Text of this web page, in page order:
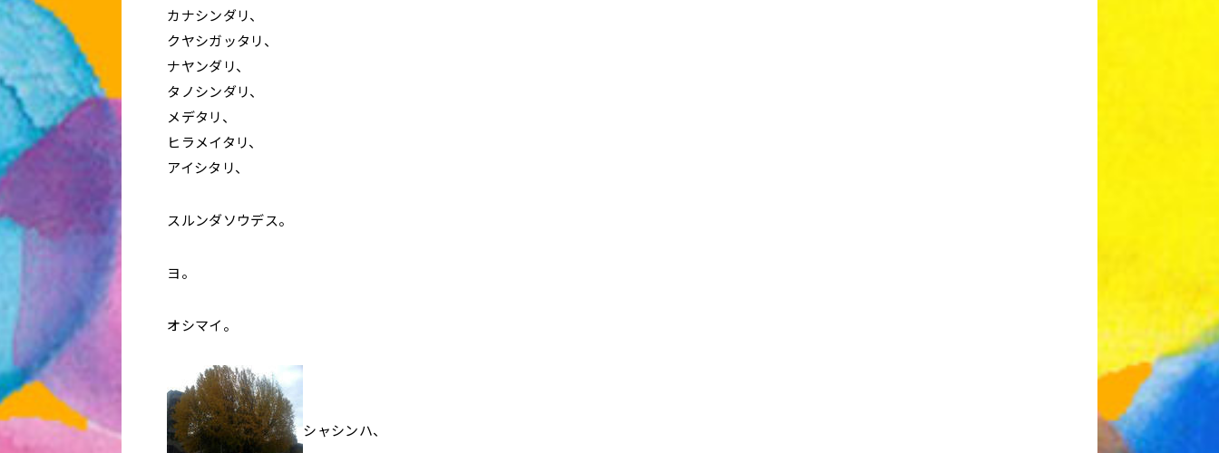
カナシンダリ、
クヤシガッタリ、
ナヤンダリ、
タノシンダリ、
メデタリ、
ヒラメイタリ、
アイシタリ、
スルンダソウデス。
ヨ。
オシマイ。
シャシンハ、